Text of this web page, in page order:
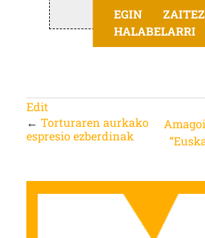
EGIN ZAITEZ
HALABELARRI
Edit
← Torturaren aurkako
espresio ezberdinak